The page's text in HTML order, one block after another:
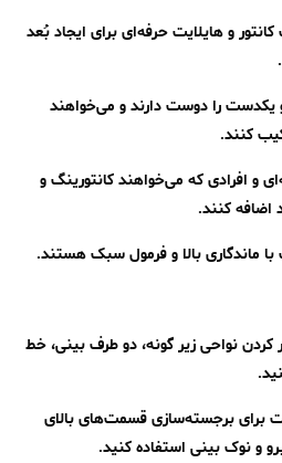
و هایلایت حرفه‌ای برای ایجاد بُعد
را دوست دارند و می‌خواهند
کنند.
و افرادی که می‌خواهند کانتورینگ و
اضافه کنند.
ماندگاری بالا و فرمول سبک هستند.
کردن نواحی زیر گونه، دو طرف بینی، خط
برای برجسته‌سازی قسمت‌های بالای
و نوک بینی استفاده کنید.